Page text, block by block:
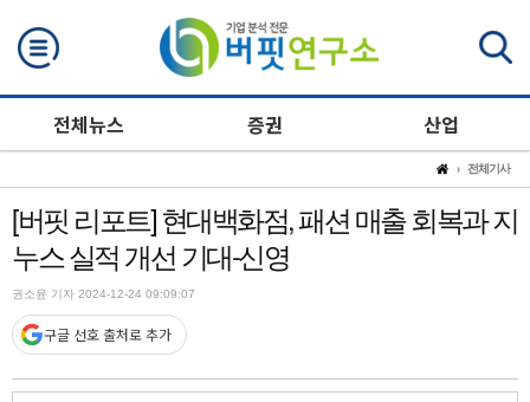
전체뉴스 증권 산업
전체기사
[버핏 리포트] 현대백화점, 패션 매출 회복과 지
누스 실적 개선 기대-신영
권소윤 기자 2024-12-24 09:09:07
구글 선호 출처로 추가
검색